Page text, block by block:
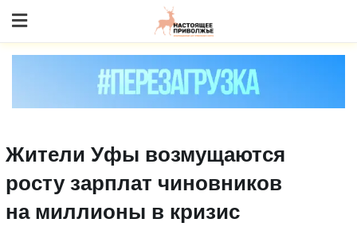
to content
Жители Уфы возмущаются
росту зарплат чиновников
на миллионы в кризис